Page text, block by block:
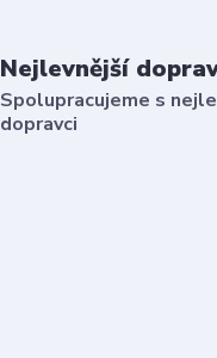
Nejlevnější
Spolupracujeme s
dopravci